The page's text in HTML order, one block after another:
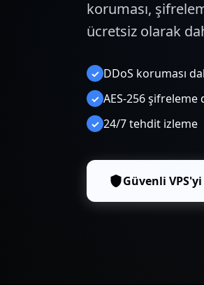
koruması,
ücretsiz olarak
✓ DDoS koruması
✓ AES-256
✓ 24/7 tehdit izleme
Güvenli